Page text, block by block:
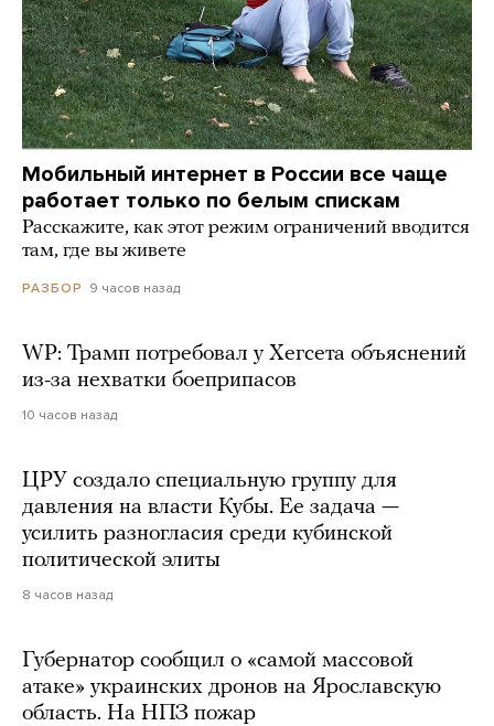
Мобильный интернет в России все чаще
работает только по белым спискам
Расскажите, как этот режим ограничений вводится
там, где вы живете
РАЗБОР 9 часов назад
WP: Трамп потребовал у Хегсета объяснений
из-за нехватки боеприпасов
10 часов назад
ЦРУ создало специальную группу для
давления на власти Кубы. Ее задача —
усилить разногласия среди кубинской
политической элиты
8 часов назад
Губернатор сообщил о «самой массовой
атаке» украинских дронов на Ярославскую
область. На НПЗ пожар